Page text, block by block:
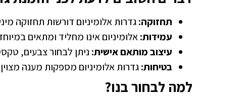
תחזוקה:גדרות אלומיניום דורשות תחזוקה
עמידות:אלומיניום אינו מחליד ומתאים
עיצוב מותאם אישית: ניתן לבחור צבעים,
בטיחות:גדרות אלומיניום מספקות מענה
למה לבחור בנו?